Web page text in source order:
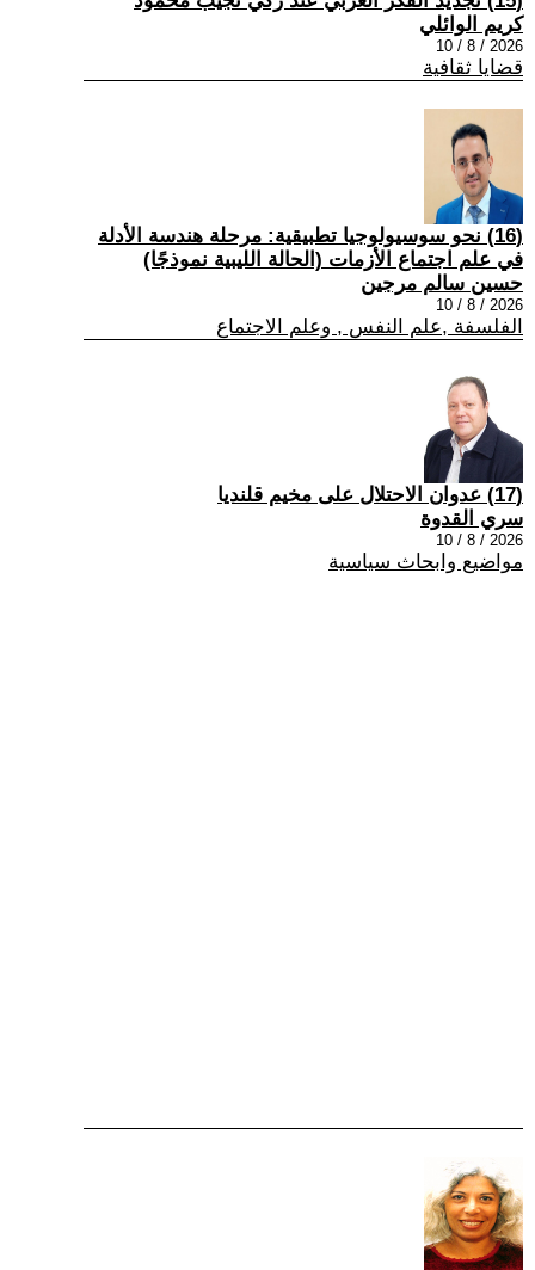
كريم الوائلي
2026 / 8 / 10
قضايا ثقافية
(16) نحو سوسيولوجيا تطبيقية: مرحلة هندسة الأدلة
في علم اجتماع الأزمات (الحالة الليبية نموذجًا)
حسين سالم مرجين
2026 / 8 / 10
الفلسفة ,علم النفس , وعلم الاجتماع
(17) عدوان الاحتلال على مخيم قلنديا
سري القدوة
2026 / 8 / 10
مواضيع وابحاث سياسية